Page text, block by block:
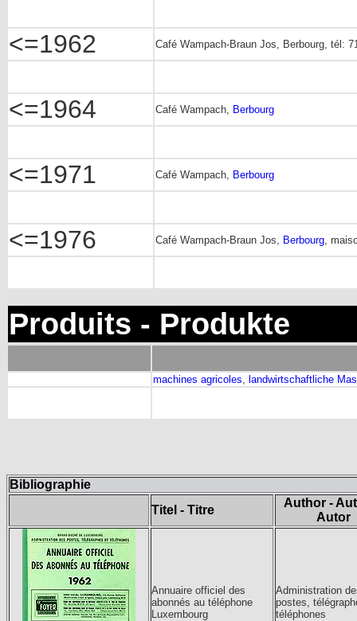
<=1962 Café Wampach-Braun Jos, Berbourg, tél:
<=1964 Café Wampach, Berbourg
<=1971 Café Wampach, Berbourg
<=1976 Café Wampach-Braun Jos, Berbourg,
Produits - Produkte
machines agricoles, landwirtschaftliche
Bibliographie
Titel - Titre
Author -
Autor
Annuaire officiel des
abonnés au téléphone
Luxembourg
Administration
postes,
téléphones